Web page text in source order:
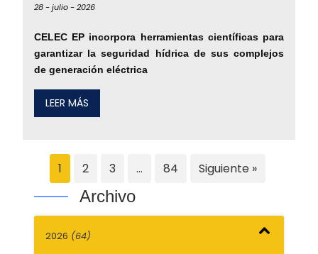
28 -julio -2026
CELEC EP incorpora herramientas científicas para
garantizar la seguridad hídrica de sus complejos
de generación eléctrica
LEER MÁS
1 2 3 … 84 Siguiente »
Archivo
2026 (64)